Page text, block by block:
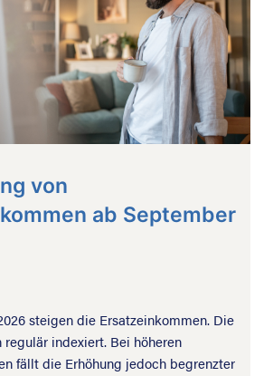
von
ab September
steigen die Ersatzeinkommen. Die
indexiert. Bei höheren
fällt die Erhöhung jedoch begrenzter